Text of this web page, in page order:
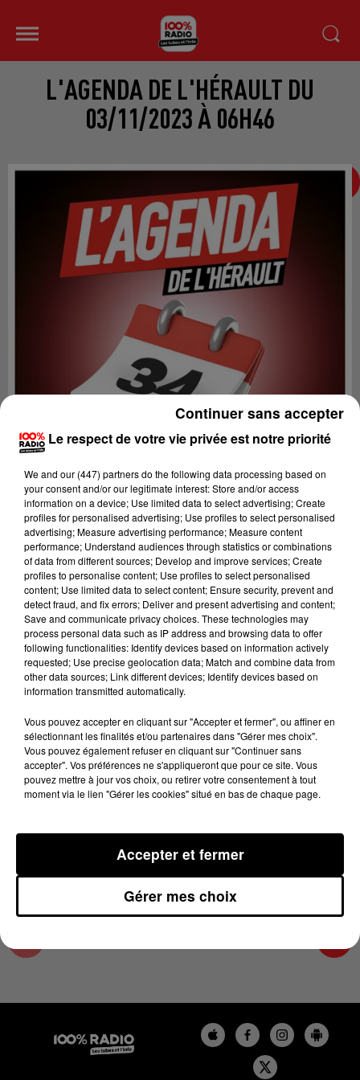
L'AGENDA DE L'HÉRAULT DU
03/11/2023 À 06H46
Lecture (1 min 14 sec)
100%
100% Radio l'agenda de l'Hérault
3 novembre 2023 - 1 min 14 sec
L'AGENDA DE L'HÉRAULT DU 03/11/2023 À
06H46
L'AGENDA DE L'HERAULT
Le respect de votre vie privée est notre priorité
We and our (447) partnersdo the following data processing based on
your consent and/or our legitimate interest: Store and/or access
information on a device; Use limited data to select advertising; Create
profiles for personalised advertising; Use profiles to select personalised
advertising; Measure advertising performance; Measure content
performance; Understand audiences through statistics or combinations
of data from different sources; Develop and improve services; Create
profiles to personalise content; Use profiles to select personalised
content; Use limited data to select content; Ensure security, prevent and
detect fraud, and fix errors; Deliver and present advertising and content;
Save and communicate privacy choices. These technologies may
process personal data such as IP address and browsing data to offer
following functionalities: Identify devices based on information actively
requested; Use precise geolocation data; Match and combine data from
other data sources; Link different devices; Identify devices based on
information transmitted automatically.
Vous pouvez accepter en cliquant sur "Accepter et fermer", ou affiner en
sélectionnant les finalités et/ou partenaires dans "Gérer mes choix".
Vous pouvez également refuser en cliquant sur "Continuer sans
accepter". Vos préférences ne s'appliqueront que pour ce site. Vous
pouvez mettre à jour vos choix, ou retirer votre consentement à tout
moment via le lien "Gérer les cookies" situé en bas de chaque page.
Gérer mes choix
Accepter et fermer
Continuer sans accepter